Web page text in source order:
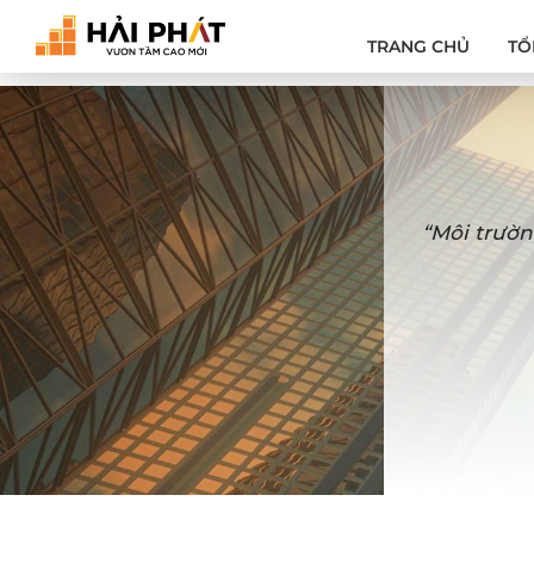
TRANG CHỦ
“Môi